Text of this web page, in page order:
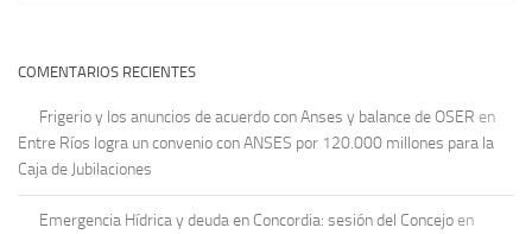
COMENTARIOS RECIENTES
Frigerio y los anuncios de acuerdo con Anses y balance de OSER en
Entre Ríos logra un convenio con ANSES por 120.000 millones para la
Caja de Jubilaciones
Emergencia Hídrica y deuda en Concordia: sesión del Concejo en